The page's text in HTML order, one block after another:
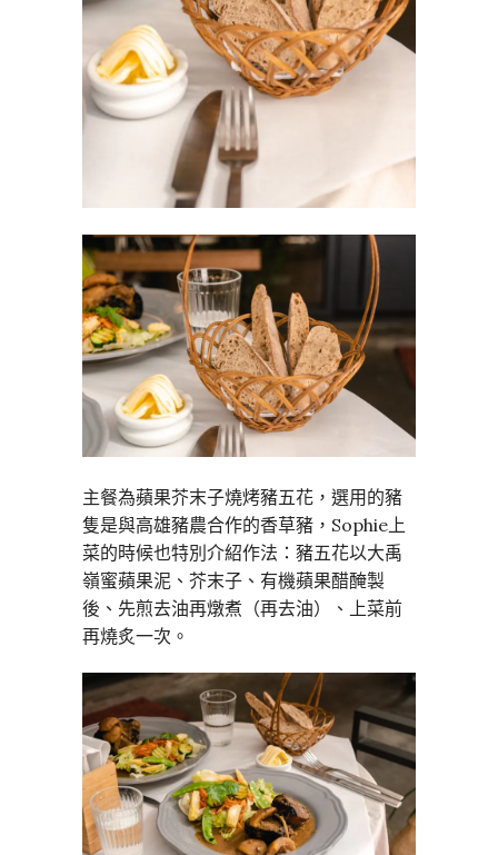
主餐為蘋果芥末子燒烤豬五花，選用的豬
隻是與高雄豬農合作的香草豬，Sophie上
菜的時候也特別介紹作法：豬五花以大禹
嶺蜜蘋果泥、芥末子、有機蘋果醋醃製
後、先煎去油再燉煮（再去油）、上菜前
再燒炙一次。